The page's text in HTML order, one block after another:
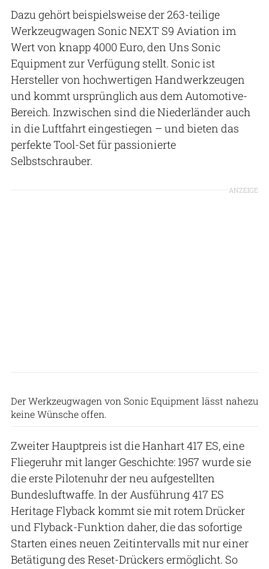
Dazu gehört beispielsweise der 263-teilige
Werkzeugwagen Sonic NEXT S9 Aviation im
Wert von knapp 4000 Euro, den Uns Sonic
Equipment zur Verfügung stellt. Sonic ist
Hersteller von hochwertigen Handwerkzeugen
und kommt ursprünglich aus dem Automotive-
Bereich. Inzwischen sind die Niederländer auch
in die Luftfahrt eingestiegen – und bieten das
perfekte Tool-Set für passionierte
Selbstschrauber.
ANZEIGE
Der Werkzeugwagen von Sonic Equipment lässt nahezu
keine Wünsche offen.
Zweiter Hauptpreis ist die Hanhart 417 ES, eine
Fliegeruhr mit langer Geschichte: 1957 wurde sie
die erste Pilotenuhr der neu aufgestellten
Bundesluftwaffe. In der Ausführung 417 ES
Heritage Flyback kommt sie mit rotem Drücker
und Flyback-Funktion daher, die das sofortige
Starten eines neuen Zeitintervalls mit nur einer
Betätigung des Reset-Drückers ermöglicht. So